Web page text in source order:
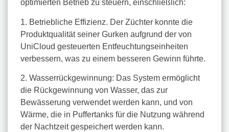
optimierten Betrieb zu steuern, einschließlich:
1. Betriebliche Effizienz. Der Züchter konnte die
Produktqualität seiner Gurken aufgrund der von
UniCloud gesteuerten Entfeuchtungseinheiten
verbessern, was zu einem besseren Gewinn führte.
2. Wasserrückgewinnung: Das System ermöglicht
die Rückgewinnung von Wasser, das zur
Bewässerung verwendet werden kann, und von
Wärme, die in Puffertanks für die Nutzung während
der Nachtzeit gespeichert werden kann.